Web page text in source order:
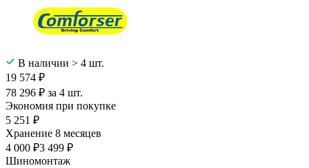
В наличии > 4 шт.
19 574 ₽
78 296 ₽ за 4 шт.
Экономия при покупке
5 251 ₽
Хранение 8 месяцев
4 000 ₽3 499 ₽
Шиномонтаж